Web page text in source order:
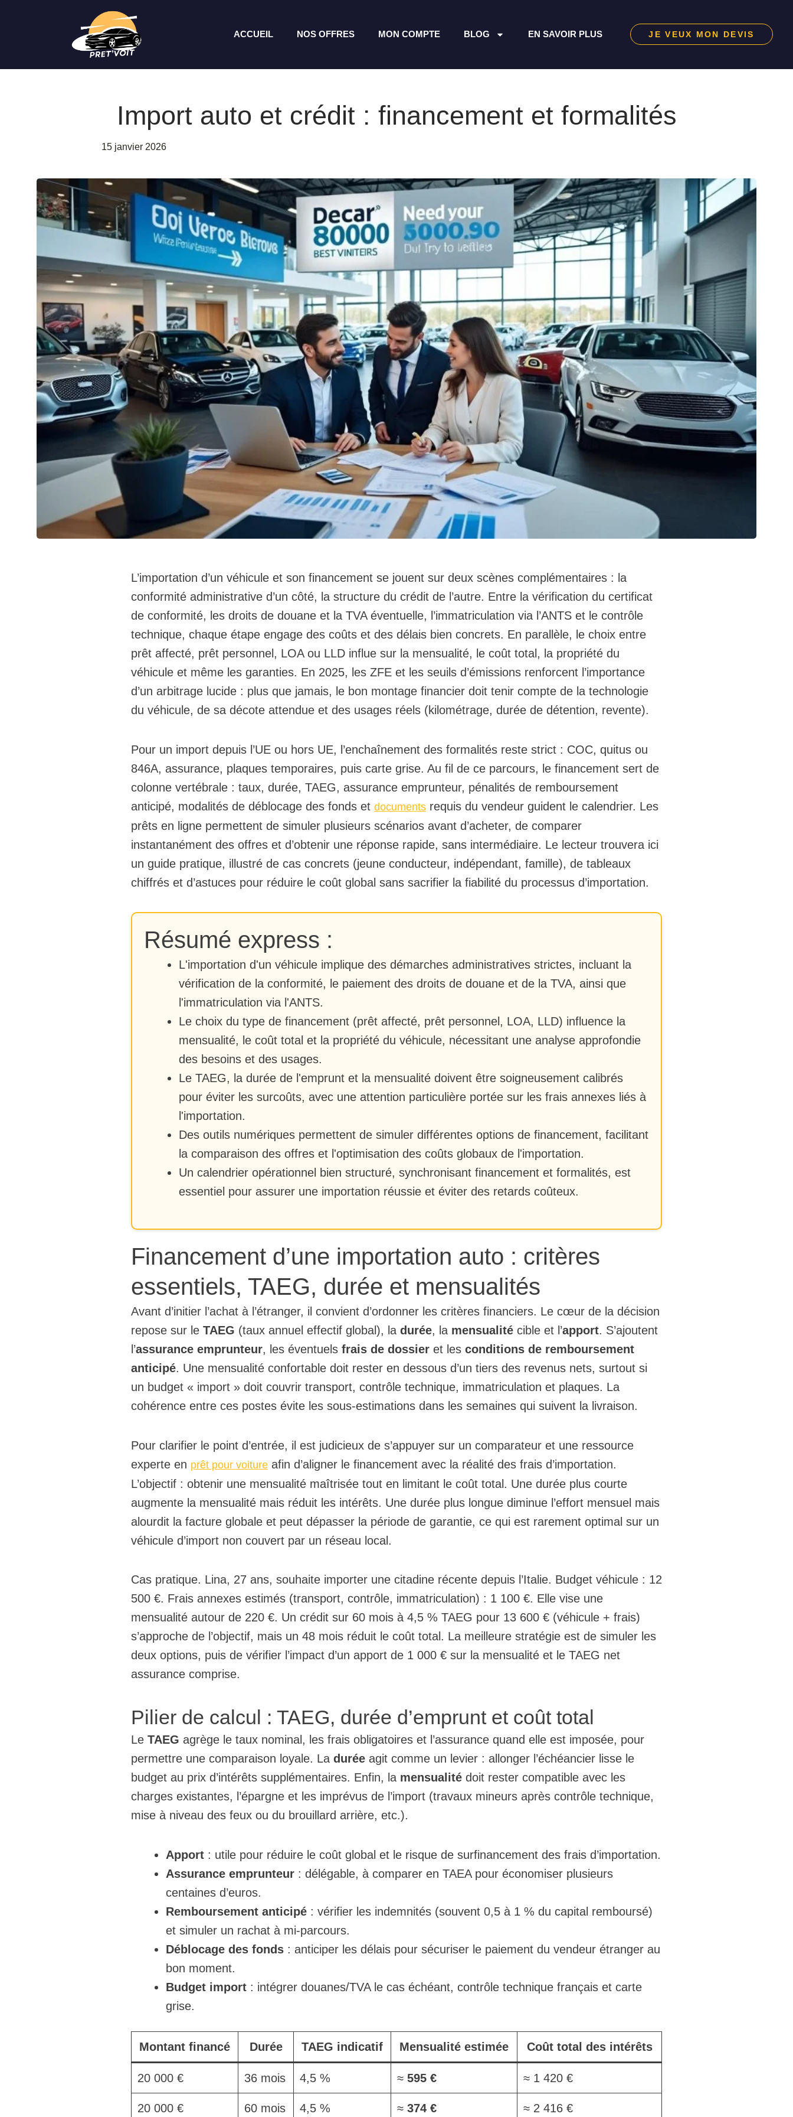
ACCUEIL NOS OFFRES MON COMPTE BLOG EN SAVOIR PLUS JE VEUX MON DEVIS
Import auto et crédit : financement et formalités
15 janvier 2026
L’importation d’un véhicule et son financement se jouent sur deux scènes complémentaires : la
conformité administrative d’un côté, la structure du crédit de l’autre. Entre la vérification du certificat
de conformité, les droits de douane et la TVA éventuelle, l’immatriculation via l’ANTS et le contrôle
technique, chaque étape engage des coûts et des délais bien concrets. En parallèle, le choix entre
prêt affecté, prêt personnel, LOA ou LLD influe sur la mensualité, le coût total, la propriété du
véhicule et même les garanties. En 2025, les ZFE et les seuils d’émissions renforcent l’importance
d’un arbitrage lucide : plus que jamais, le bon montage financier doit tenir compte de la technologie
du véhicule, de sa décote attendue et des usages réels (kilométrage, durée de détention, revente).
Pour un import depuis l’UE ou hors UE, l’enchaînement des formalités reste strict : COC, quitus ou
846A, assurance, plaques temporaires, puis carte grise. Au fil de ce parcours, le financement sert de
colonne vertébrale : taux, durée, TAEG, assurance emprunteur, pénalités de remboursement
anticipé, modalités de déblocage des fonds et documents requis du vendeur guident le calendrier. Les
prêts en ligne permettent de simuler plusieurs scénarios avant d’acheter, de comparer
instantanément des offres et d’obtenir une réponse rapide, sans intermédiaire. Le lecteur trouvera ici
un guide pratique, illustré de cas concrets (jeune conducteur, indépendant, famille), de tableaux
chiffrés et d’astuces pour réduire le coût global sans sacrifier la fiabilité du processus d’importation.
Résumé express :
L'importation d'un véhicule implique des démarches administratives strictes, incluant la
vérification de la conformité, le paiement des droits de douane et de la TVA, ainsi que
l'immatriculation via l'ANTS.
Le choix du type de financement (prêt affecté, prêt personnel, LOA, LLD) influence la
mensualité, le coût total et la propriété du véhicule, nécessitant une analyse approfondie
des besoins et des usages.
Le TAEG, la durée de l'emprunt et la mensualité doivent être soigneusement calibrés
pour éviter les surcoûts, avec une attention particulière portée sur les frais annexes liés à
l'importation.
Des outils numériques permettent de simuler différentes options de financement, facilitant
la comparaison des offres et l'optimisation des coûts globaux de l'importation.
Un calendrier opérationnel bien structuré, synchronisant financement et formalités, est
essentiel pour assurer une importation réussie et éviter des retards coûteux.
Financement d’une importation auto : critères
essentiels, TAEG, durée et mensualités
Avant d’initier l’achat à l’étranger, il convient d’ordonner les critères financiers. Le cœur de la décision
repose sur le TAEG (taux annuel effectif global), la durée, la mensualité cible et l’apport. S’ajoutent
l’assurance emprunteur, les éventuels frais de dossier et les conditions de remboursement
anticipé. Une mensualité confortable doit rester en dessous d’un tiers des revenus nets, surtout si
un budget « import » doit couvrir transport, contrôle technique, immatriculation et plaques. La
cohérence entre ces postes évite les sous-estimations dans les semaines qui suivent la livraison.
Pour clarifier le point d’entrée, il est judicieux de s’appuyer sur un comparateur et une ressource
experte en prêt pour voiture afin d’aligner le financement avec la réalité des frais d’importation.
L’objectif : obtenir une mensualité maîtrisée tout en limitant le coût total. Une durée plus courte
augmente la mensualité mais réduit les intérêts. Une durée plus longue diminue l’effort mensuel mais
alourdit la facture globale et peut dépasser la période de garantie, ce qui est rarement optimal sur un
véhicule d’import non couvert par un réseau local.
Cas pratique. Lina, 27 ans, souhaite importer une citadine récente depuis l’Italie. Budget véhicule : 12
500 €. Frais annexes estimés (transport, contrôle, immatriculation) : 1 100 €. Elle vise une
mensualité autour de 220 €. Un crédit sur 60 mois à 4,5 % TAEG pour 13 600 € (véhicule + frais)
s’approche de l’objectif, mais un 48 mois réduit le coût total. La meilleure stratégie est de simuler les
deux options, puis de vérifier l’impact d’un apport de 1 000 € sur la mensualité et le TAEG net
assurance comprise.
Pilier de calcul : TAEG, durée d’emprunt et coût total
Le TAEG agrège le taux nominal, les frais obligatoires et l’assurance quand elle est imposée, pour
permettre une comparaison loyale. La durée agit comme un levier : allonger l’échéancier lisse le
budget au prix d’intérêts supplémentaires. Enfin, la mensualité doit rester compatible avec les
charges existantes, l’épargne et les imprévus de l’import (travaux mineurs après contrôle technique,
mise à niveau des feux ou du brouillard arrière, etc.).
Apport : utile pour réduire le coût global et le risque de surfinancement des frais d’importation.
Assurance emprunteur : délégable, à comparer en TAEA pour économiser plusieurs
centaines d’euros.
Remboursement anticipé : vérifier les indemnités (souvent 0,5 à 1 % du capital remboursé)
et simuler un rachat à mi-parcours.
Déblocage des fonds : anticiper les délais pour sécuriser le paiement du vendeur étranger au
bon moment.
Budget import : intégrer douanes/TVA le cas échéant, contrôle technique français et carte
grise.
Montant financé Durée TAEG indicatif Mensualité estimée Coût total des intérêts
20 000 € 36 mois 4,5 % ≈ 595 € ≈ 1 420 €
20 000 € 60 mois 4,5 % ≈ 374 € ≈ 2 416 €